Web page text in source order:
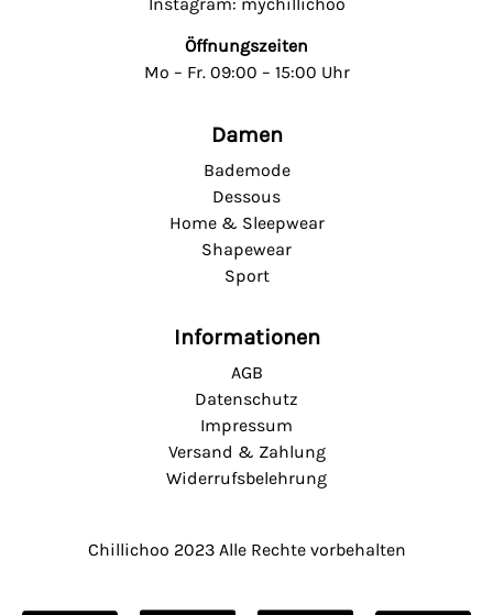
Öffnungszeiten
Mo – Fr. 09:00 – 15:00 Uhr
Damen
Bademode
Dessous
Home & Sleepwear
Shapewear
Sport
Informationen
AGB
Datenschutz
Impressum
Versand & Zahlung
Widerrufsbelehrung
Chillichoo 2023 Alle Rechte vorbehalten